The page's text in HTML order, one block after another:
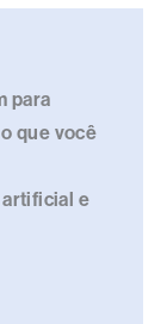
para
que você
artificial e